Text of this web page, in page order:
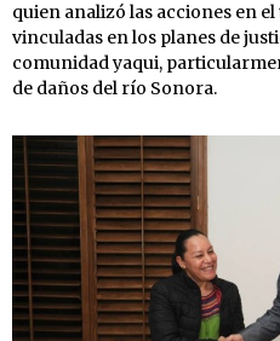
quien analizó las acciones en
vinculadas en los planes de
comunidad yaqui,
de daños del río Sonora.